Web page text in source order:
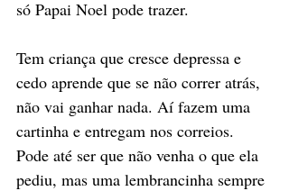
só Papai Noel pode trazer.
Tem criança que cresce depressa e
cedo aprende que se não correr atrás,
não vai ganhar nada. Aí fazem uma
cartinha e entregam nos correios.
Pode até ser que não venha o que ela
pediu, mas uma lembrancinha sempre